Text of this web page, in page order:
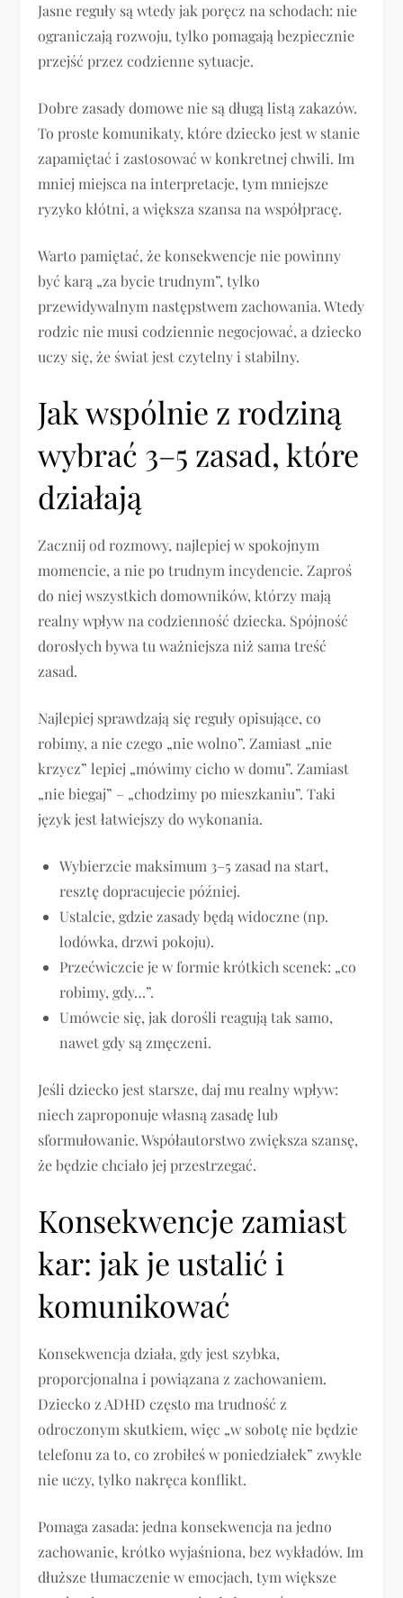
Jasne reguły są wtedy jak poręcz na schodach: nie
ograniczają rozwoju, tylko pomagają bezpiecznie
przejść przez codzienne sytuacje.
Dobre zasady domowe nie są długą listą zakazów.
To proste komunikaty, które dziecko jest w stanie
zapamiętać i zastosować w konkretnej chwili. Im
mniej miejsca na interpretacje, tym mniejsze
ryzyko kłótni, a większa szansa na współpracę.
Warto pamiętać, że konsekwencje nie powinny
być karą „za bycie trudnym”, tylko
przewidywalnym następstwem zachowania. Wtedy
rodzic nie musi codziennie negocjować, a dziecko
uczy się, że świat jest czytelny i stabilny.
Jak wspólnie z rodziną
wybrać 3–5 zasad, które
działają
Zacznij od rozmowy, najlepiej w spokojnym
momencie, a nie po trudnym incydencie. Zaproś
do niej wszystkich domowników, którzy mają
realny wpływ na codzienność dziecka. Spójność
dorosłych bywa tu ważniejsza niż sama treść
zasad.
Najlepiej sprawdzają się reguły opisujące, co
robimy, a nie czego „nie wolno”. Zamiast „nie
krzycz” lepiej „mówimy cicho w domu”. Zamiast
„nie biegaj” – „chodzimy po mieszkaniu”. Taki
język jest łatwiejszy do wykonania.
Wybierzcie maksimum 3–5 zasad na start,
resztę dopracujecie później.
Ustalcie, gdzie zasady będą widoczne (np.
lodówka, drzwi pokoju).
Przećwiczcie je w formie krótkich scenek: „co
robimy, gdy…”.
Umówcie się, jak dorośli reagują tak samo,
nawet gdy są zmęczeni.
Jeśli dziecko jest starsze, daj mu realny wpływ:
niech zaproponuje własną zasadę lub
sformułowanie. Współautorstwo zwiększa szansę,
że będzie chciało jej przestrzegać.
Konsekwencje zamiast
kar: jak je ustalić i
komunikować
Konsekwencja działa, gdy jest szybka,
proporcjonalna i powiązana z zachowaniem.
Dziecko z ADHD często ma trudność z
odroczonym skutkiem, więc „w sobotę nie będzie
telefonu za to, co zrobiłeś w poniedziałek” zwykle
nie uczy, tylko nakręca konflikt.
Pomaga zasada: jedna konsekwencja na jedno
zachowanie, krótko wyjaśniona, bez wykładów. Im
dłuższe tłumaczenie w emocjach, tym większe